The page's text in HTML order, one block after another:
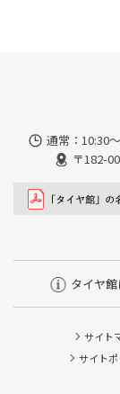
通常：10:30
〒182-
タイヤ
サイト
サイト